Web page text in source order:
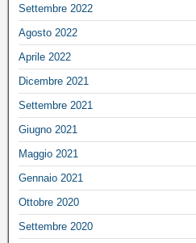
Settembre 2022
Agosto 2022
Aprile 2022
Dicembre 2021
Settembre 2021
Giugno 2021
Maggio 2021
Gennaio 2021
Ottobre 2020
Settembre 2020